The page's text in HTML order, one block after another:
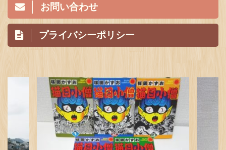
お問い合わせ
プライバシーポリシー